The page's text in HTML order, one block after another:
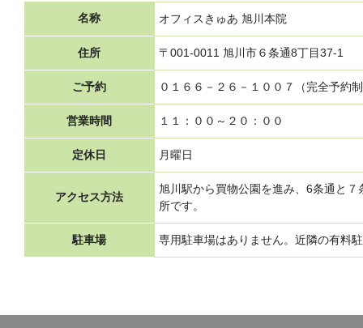
名称 オフィスきゅあ 旭川本院
住所 〒001-0011 旭川市６条通8丁目37-1
ご予約 ０１６６－２６－１００７（完全予約
営業時間 １１：００～２０：００
定休日 月曜日
アクセス方法
旭川駅から買物公園を進み、6条通と
所です。
駐車場 専用駐車場はありません。近隣の有料